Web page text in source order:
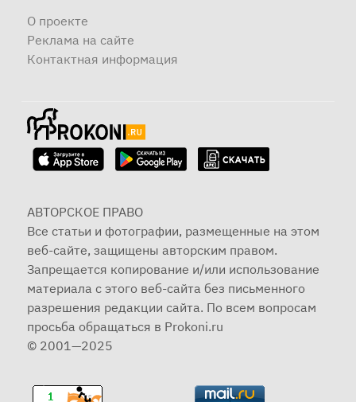
О проекте
Реклама на сайте
Контактная информация
АВТОРСКОЕ ПРАВО
Все статьи и фотографии, размещенные на этом
веб-сайте, защищены авторским правом.
Запрещается копирование и/или использование
материала с этого веб-сайта без письменного
разрешения редакции сайта. По всем вопросам
просьба обращаться в Prokoni.ru
© 2001—2025